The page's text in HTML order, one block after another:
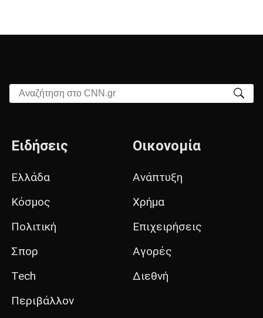
Αναζήτηση στο CNN.gr
Ειδήσεις
Ελλάδα
Κόσμος
Πολιτική
Σπορ
Tech
Περιβάλλον
Οικονομία
Ανάπτυξη
Χρήμα
Επιχειρήσεις
Αγορές
Διεθνή